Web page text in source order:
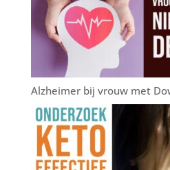
Alzheimer bij vrouw met